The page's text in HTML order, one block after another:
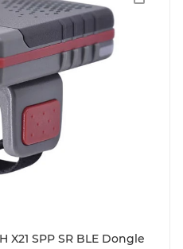
X21 SPP SR BLE Dongle